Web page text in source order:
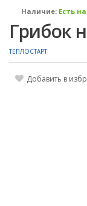
Наличие: Есть
Грибок
ТЕПЛОСТАРТ
Добавить в